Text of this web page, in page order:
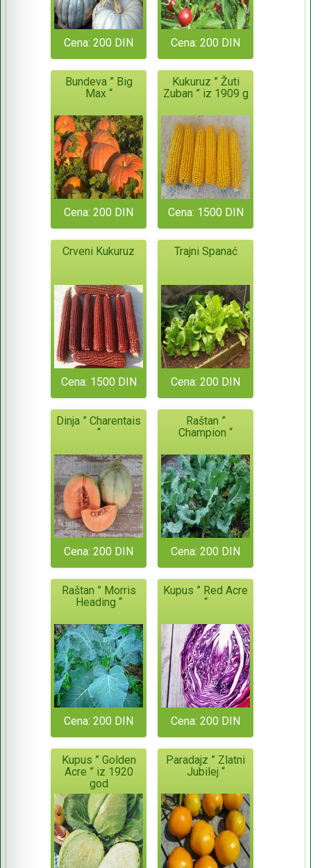
Cena: 200 DIN Cena: 200 DIN
Bundeva ” Big
Max “
Cena: 200 DIN
Kukuruz ” Žuti
Zuban ” iz 1909 g
Cena: 1500 DIN
Crveni Kukuruz
Cena: 1500 DIN
Trajni Spanać
Cena: 200 DIN
Dinja ” Charentais
“
Cena: 200 DIN
Raštan ”
Champion “
Cena: 200 DIN
Raštan ” Morris
Heading “
Cena: 200 DIN
Kupus ” Red Acre
“
Cena: 200 DIN
Kupus ” Golden
Acre ” iz 1920
god
Paradajz ” Zlatni
Jubilej “